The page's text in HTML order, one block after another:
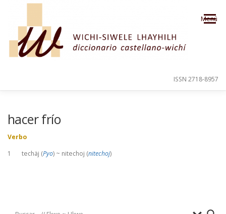
Saltar al contenido
Menú
ISSN 2718-8957
hacer frío
Verbo
1 techäj (Pyo) ~ nitechoj (nitechoj)